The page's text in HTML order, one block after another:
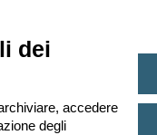
La ricerca
dei
accedere
degli